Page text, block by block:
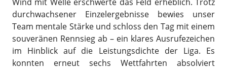
durchwachsener Einzelergebnisse bewies unser
Team mentale Stärke und schloss den Tag mit einem
souveränen Rennsieg ab – ein klares Ausrufezeichen
im Hinblick auf die Leistungsdichte der Liga. Es
konnten erneut sechs Wettfahrten absolviert